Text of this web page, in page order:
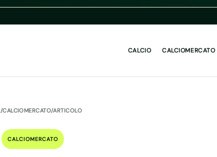
CALCIO CALCIOMERCATO
/CALCIOMERCATO/ARTICOLO
CALCIOMERCATO